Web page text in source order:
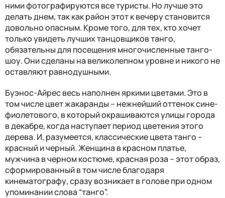
ними фотографируются все туристы. Но лучше это
делать днем, так как район этот к вечеру становится
довольно опасным. Кроме того, для тех, кто хочет
только увидеть лучших танцовщиков танго,
обязательны для посещения многочисленные танго-
шоу. Они сделаны на великолепном уровне и никого не
оставляют равнодушными.
Буэнос-Айрес весь наполнен яркими цветами. Это в
том числе цвет жакаранды – нежнейший оттенок сине-
фиолетового, в который окрашиваются улицы города
в декабре, когда наступает период цветения этого
дерева. И, разумеется, классические цвета танго –
красный и черный. Женщина в красном платье,
мужчина в черном костюме, красная роза – этот образ,
сформированный в том числе благодаря
кинематографу, сразу возникает в голове при одном
упоминании слова “танго”.